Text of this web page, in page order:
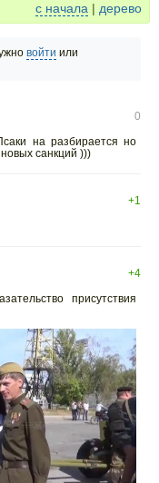
с начала | дерево
войти или
0
на разбирается но
санкций )))
+1
+4
присутствия